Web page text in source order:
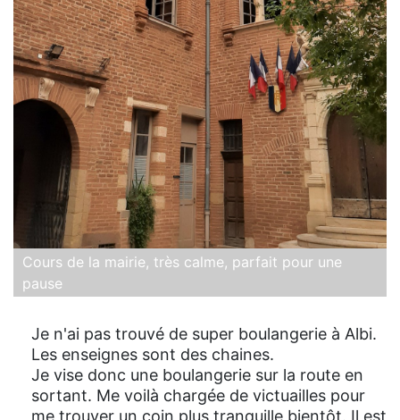
Cours de la mairie, très calme, parfait pour une
pause
Je n'ai pas trouvé de super boulangerie à Albi.
Les enseignes sont des chaines.
Je vise donc une boulangerie sur la route en
sortant. Me voilà chargée de victuailles pour
me trouver un coin plus tranquille bientôt. Il est